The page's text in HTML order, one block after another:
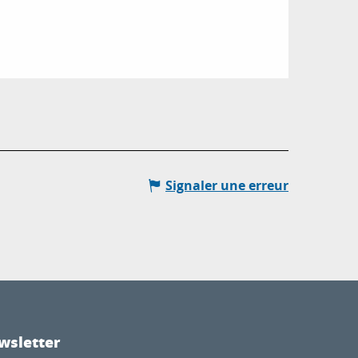
Signaler une erreur